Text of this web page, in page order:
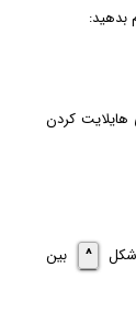
هایلایت کردن
شکل
^
بین